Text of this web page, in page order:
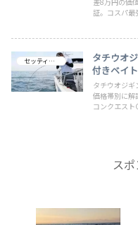
証。コスパ最
セッティング
タチウオ
付きベイ
タチウオジ
価格帯別に解
コンクエス
ス